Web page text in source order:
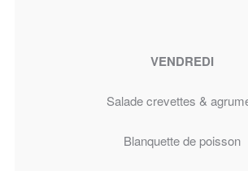
VENDREDI
Salade crevettes &
Blanquette de poisson